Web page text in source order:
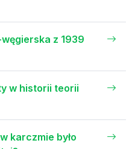
z 1939
w historii teorii
karczmie było